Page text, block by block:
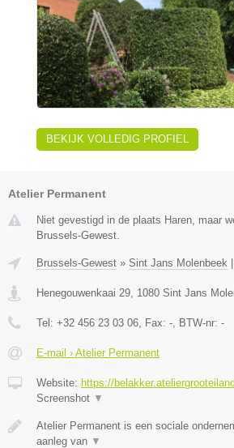
BEKIJK VOLLEDIG PROFIEL
Atelier Permanent
Niet gevestigd in de plaats Haren, maar
Brussels-Gewest.
Brussels-Gewest » Sint Jans Molenbeek |
Henegouwenkaai 29 1080 Sint Jans
Tel: +32 456 23 03 06 , Fax: - , BTW-nr: -
E-mail › Atelier Permanent
Website: https://
Screenshot ▼
Atelier Permanent is een sociale
aanleg van ▼